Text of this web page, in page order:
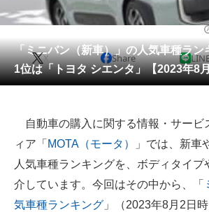
動物 リサーチ
会員記事
メディア
ITの今と未来を見通す
スマホと通信の最新トレンド
進化するPCとデバイスの未来
「ミニバン（新車）」の人気車種ラ
1位は「トヨタ シエンタ」【2023年8
X Share
自動車の購入に関する情報・サービ
ィア「 MOTA（モータ）
」では、新車
人気車種ランキングを、ボディタイプ
介しています。今回はその中から、「
気車種ランキング 」（2023年8月2日